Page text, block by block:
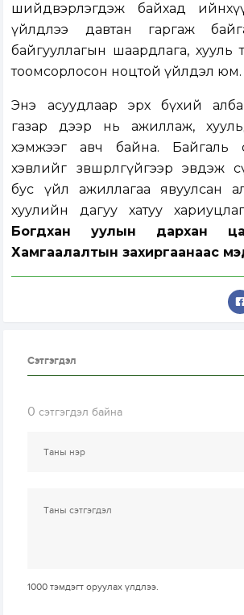
шийдвэрлэгдэж байхад ийнхүү
үйлдлээ давтан гаргаж
байгууллагын шаардлага, хууль
тоомсорлосон ноцтой үйлдэл юм.
Энэ асуудлаар эрх бүхий
газар дээр нь ажиллаж,
хэмжээг авч байна. Байгаль
хэвлийг зөвшөөрөлгүйгээр эвдэж
бус үйл ажиллагаа явуулсан
хуулийн дагуу хатуу
Богдхан уулын дархан
Хамгаалалтын захиргаанаас
Сэтгэгдэл
0 сэтгэгдэл байна
1000 тэмдэгт оруулах үлдлээ.